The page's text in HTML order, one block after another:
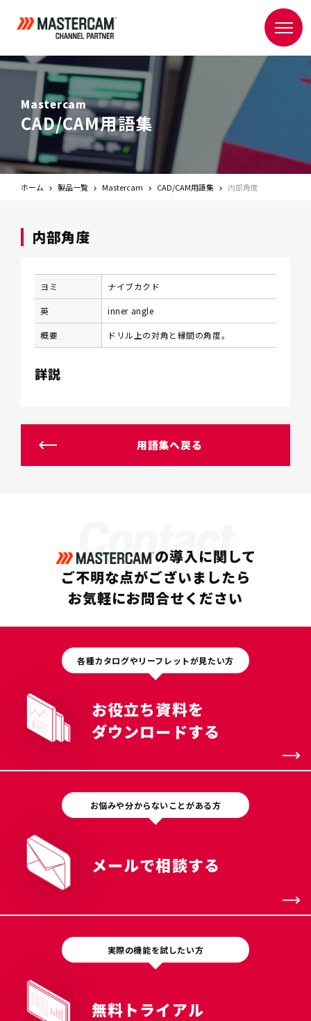
Mastercam
CAD/CAM用語集
ホーム 製品一覧 Mastercam CAD/CAM用語集 内部角度
内部角度
ヨミ ナイブカクド
英 inner angle
概要 ドリル上の対角と縁間の角度。
詳説
用語集へ戻る
Contact
の導入に関して
ご不明な点がございましたら
お気軽にお問合せください
各種カタログやリーフレットが見たい方
お役立ち資料を
ダウンロードする
お悩みや分からないことがある方
メールで相談する
実際の機能を試したい方
無料トライアル